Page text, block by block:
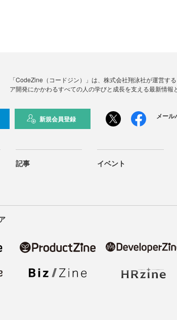
「CodeZine（コードジン）」は、株式会社翔泳社が運営す
ア開発にかかわるすべての人の学びと成長を支える最新情報
新規会員登録 メール
記事 イベント